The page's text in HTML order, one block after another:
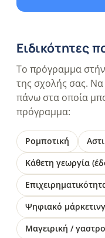
Ειδικότητες
Το πρόγραμμα
της σχολής σας. Να
πάνω στα οποία
πρόγραμμα:
Ρομποτική
Κάθετη γεωργία
Ψηφιακό
Μαγειρική /